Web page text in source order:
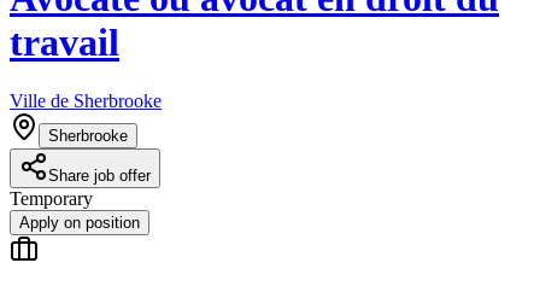
travail
Ville de Sherbrooke
Sherbrooke
Share job offer
Temporary
Apply on position